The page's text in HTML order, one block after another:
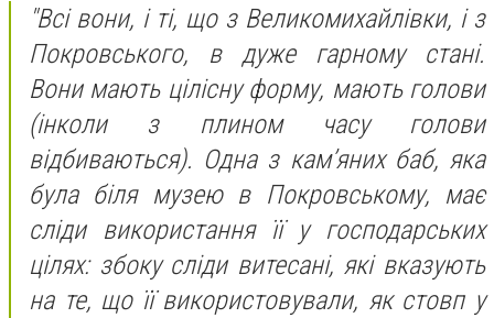
"Всі вони, і ті, що з Великомихайлівки, і з
Покровського, в дуже гарному стані.
Вони мають цілісну форму, мають голови
(інколи з плином часу голови
відбиваються). Одна з кам’яних баб, яка
була біля музею в Покровському, має
сліди використання її у господарських
цілях: збоку сліди витесані, які вказують
на те, що її використовували, як стовп у